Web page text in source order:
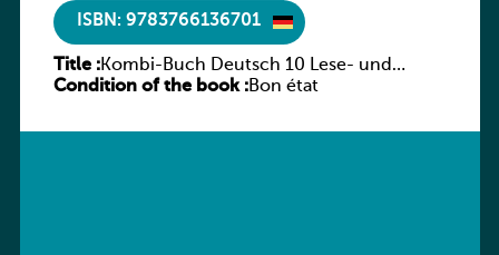
ISBN: 9783766136701
Title :Kombi-Buch Deutsch 10 Lese- und
Sprachbuch
Condition of the book :Bon état